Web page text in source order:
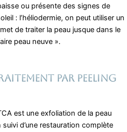
ou présente des signes de
: l’héliodermie, on peut utiliser un
de traiter la peau jusque dans le
peau neuve ».
PAR PEELING
est une exfoliation de la peau
suivi d’une restauration complète